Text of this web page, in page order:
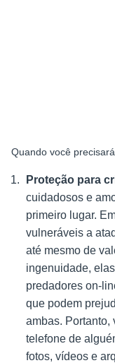
Quando você
Proteção para
cuidadosos e
primeiro lugar.
vulneráveis a
até mesmo de
ingenuidade,
predadores on-
que podem
ambas. Portanto,
telefone de
fotos, vídeos e